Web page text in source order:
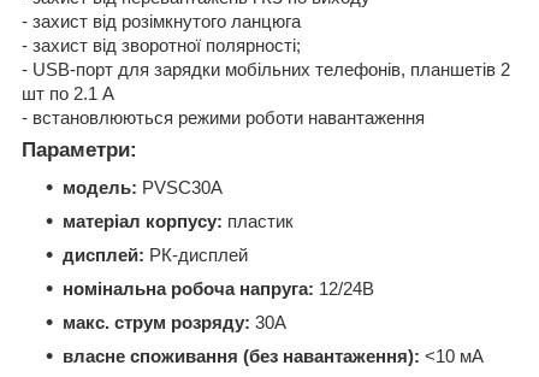
- захист від розімкнутого ланцюга
- захист від зворотної полярності;
- USB-порт для зарядки мобільних телефонів, планшетів 2
шт по 2.1 А
- встановлюються режими роботи навантаження
Параметри:
модель: PVSC30A
матеріал корпусу: пластик
дисплей: РК-дисплей
номінальна робоча напруга: 12/24В
макс. струм розряду: 30А
власне споживання (без навантаження): <10 мА